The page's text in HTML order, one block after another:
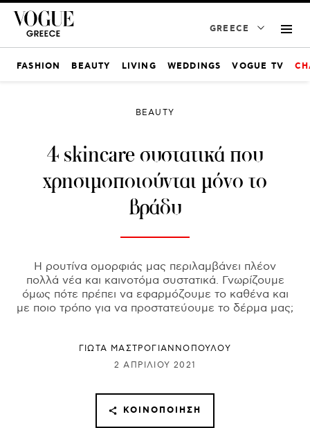
GREECE
FASHION BEAUTY LIVING WEDDINGS VOGUE TV
BEAUTY
4 skincare συστατικά που
χρησιμοποιούνται μόνο το
βράδυ
Η ρουτίνα ομορφιάς μας περιλαμβάνει πλέον
πολλά νέα και καινοτόμα συστατικά. Γνωρίζουμε
όμως πότε πρέπει να εφαρμόζουμε το καθένα και
με ποιο τρόπο για να προστατεύουμε το δέρμα μας;
ΓΙΩΤΑ ΜΑΣΤΡΟΓΙΑΝΝΟΠΟΥΛΟΥ
2 ΑΠΡΙΛΊΟΥ 2021
ΚΟΙΝΟΠΟΊΗΣΗ